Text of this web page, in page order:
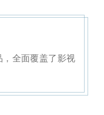
全面覆盖了影视